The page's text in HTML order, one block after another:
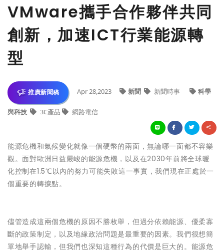
VMware攜手合作夥伴共同
創新，加速ICT行業能源轉
型
推廣新聞稿 Apr 28,2023 新聞 新聞時事 科學
與科技 3C產品 網路電信
能源危機和氣候變化就像一個硬幣的兩面，無論哪一面都不容樂
觀。面對歐洲日益嚴峻的能源危機，以及在2030年前將全球暖
化控制在1.5℃以內的努力可能失敗這一事實，我們現在正處於一
個重要的轉捩點。
儘管造成這兩個危機的原因不勝枚舉，但過分依賴能源、優柔寡
斷的政策制定，以及地緣政治問題是最重要的因素。我們很想簡
單地舉手認輸，但我們也深知這種行為的代價是巨大的。能源危